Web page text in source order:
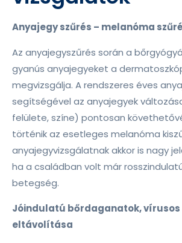
Anyajegy szűrés – melanóma
Az anyajegyszűrés során a
gyanús anyajegyeket a
megvizsgálja. A rendszeres éves
segítségével az anyajegyek
felülete, színe) pontosan
történik az esetleges melanóma
anyajegyvizsgálatnak akkor is nagy
ha a családban volt már
betegség.
Jóindulatú bőrdaganatok, vírusos
eltávolítása